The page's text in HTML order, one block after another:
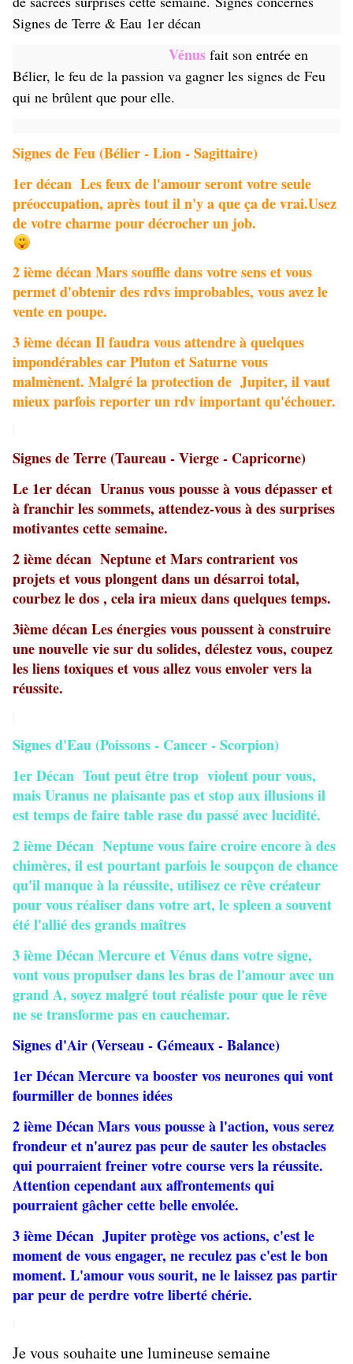
Signes de Terre & Eau 1er décan
Vénus fait son entrée en
Bélier, le feu de la passion va gagner les signes de Feu
qui ne brûlent que pour elle.
Signes de Feu (Bélier - Lion - Sagittaire)
1er décan Les feux de l'amour seront votre seule
préoccupation, après tout il n'y a que ça de vrai.Usez
de votre charme pour décrocher un job.
2 ième décan Mars souffle dans votre sens et vous
permet d'obtenir des rdvs improbables, vous avez le
vente en poupe.
3 ième décan Il faudra vous attendre à quelques
impondérables car Pluton et Saturne vous
malmènent. Malgré la protection de Jupiter, il vaut
mieux parfois reporter un rdv important qu'échouer.
Signes de Terre (Taureau - Vierge - Capricorne)
Le 1er décan Uranus vous pousse à vous dépasser et
à franchir les sommets, attendez-vous à des surprises
motivantes cette semaine.
2 ième décan Neptune et Mars contrarient vos
projets et vous plongent dans un désarroi total,
courbez le dos , cela ira mieux dans quelques temps.
3ième décan Les énergies vous poussent à construire
une nouvelle vie sur du solides, délestez vous, coupez
les liens toxiques et vous allez vous envoler vers la
réussite.
Signes d'Eau (Poissons - Cancer - Scorpion)
1er Décan Tout peut être trop violent pour vous,
mais Uranus ne plaisante pas et stop aux illusions il
est temps de faire table rase du passé avec lucidité.
2 ième Décan Neptune vous faire croire encore à des
chimères, il est pourtant parfois le soupçon de chance
qu'il manque à la réussite, utilisez ce rêve créateur
pour vous réaliser dans votre art, le spleen a souvent
été l'allié des grands maîtres
3 ième Décan Mercure et Vénus dans votre signe,
vont vous propulser dans les bras de l'amour avec un
grand A, soyez malgré tout réaliste pour que le rêve
ne se transforme pas en cauchemar.
Signes d'Air (Verseau - Gémeaux - Balance)
1er Décan Mercure va booster vos neurones qui vont
fourmiller de bonnes idées
2 ième Décan Mars vous pousse à l'action, vous serez
frondeur et n'aurez pas peur de sauter les obstacles
qui pourraient freiner votre course vers la réussite.
Attention cependant aux affrontements qui
pourraient gâcher cette belle envolée.
3 ième Décan Jupiter protège vos actions, c'est le
moment de vous engager, ne reculez pas c'est le bon
moment. L'amour vous sourit, ne le laissez pas partir
par peur de perdre votre liberté chérie.
Je vous souhaite une lumineuse semaine